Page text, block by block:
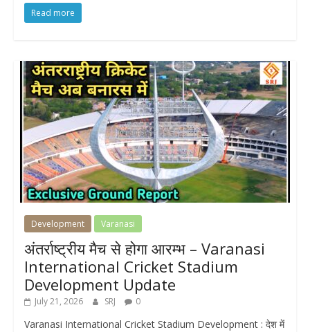
Read more
Development Varanasi
अंतर्राष्ट्रीय मैच से होगा आरम्भ – Varanasi
International Cricket Stadium
Development Update
July 21, 2026 SRJ 0
Varanasi International Cricket Stadium Development : देश में